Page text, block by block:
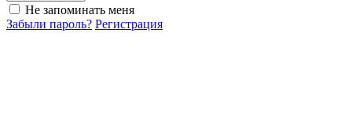
Не запоминать меня
Забыли пароль? Регистрация